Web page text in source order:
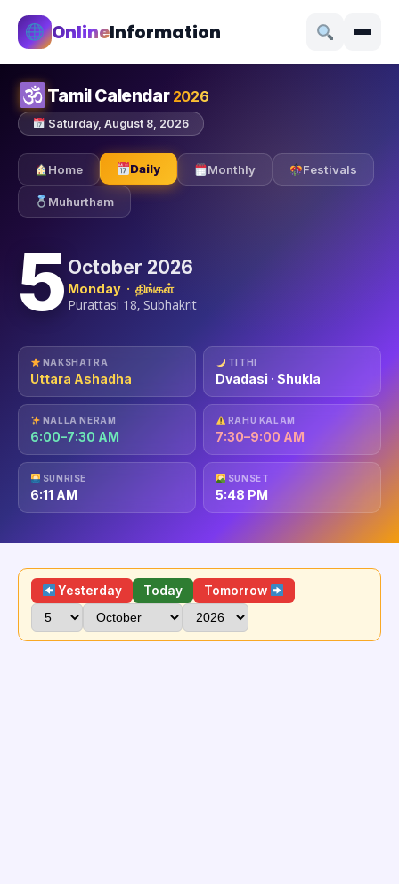
OnlineInformation
Tamil Calendar 2026
Saturday, August 8, 2026
Home Daily Monthly Festivals
Muhurtham
5 October 2026
Monday · திங்கள்
Purattasi 18, Subhakrit
NAKSHATRA
Uttara Ashadha
TITHI
Dvadasi · Shukla
NALLA NERAM
6:00–7:30 AM
RAHU KALAM
7:30–9:00 AM
SUNRISE
6:11 AM
SUNSET
5:48 PM
Yesterday Today Tomorrow